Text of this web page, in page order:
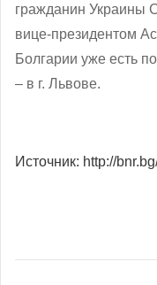
гражданин Украины
вице-президентом
Болгарии уже есть
– в г. Львове.
Источник: http://